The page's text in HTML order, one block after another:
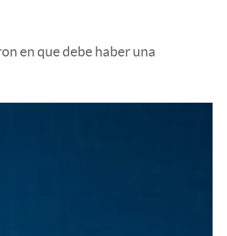
en que debe haber una